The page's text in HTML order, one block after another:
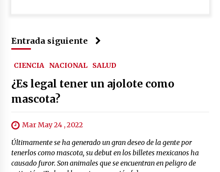
Entrada siguiente
CIENCIA NACIONAL SALUD
¿Es legal tener un ajolote como
mascota?
Mar May 24 , 2022
Últimamente se ha generado un gran deseo de la gente por
tenerlos como mascota, su debut en los billetes mexicanos ha
causado furor. Son animales que se encuentran en peligro de